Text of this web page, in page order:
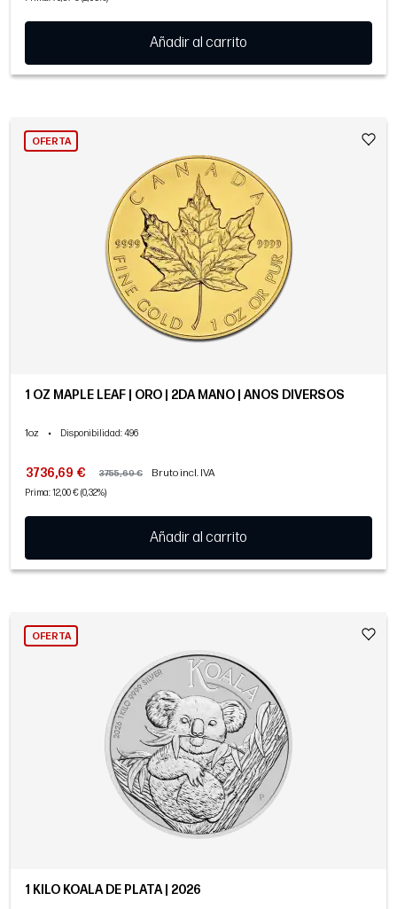
Añadir al carrito
OFERTA
1 OZ MAPLE LEAF | ORO | 2DA MANO | AÑOS DIVERSOS
1oz • Disponibilidad: 496
3736,69 € 3755,69 € Bruto incl. IVA
Prima: 12,00 € (0,32%)
Añadir al carrito
OFERTA
1 KILO KOALA DE PLATA | 2026